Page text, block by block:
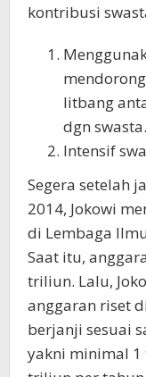
kontribusi
litbang
dgn swasta.
Intensif
Segera setelah
2014, Jokowi
di Lembaga
Saat itu,
triliun. Lalu,
anggaran riset
berjanji sesuai
yakni minimal 1